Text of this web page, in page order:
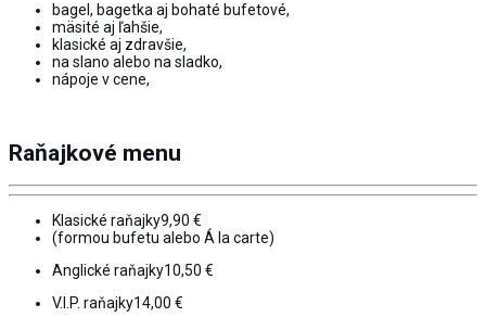
bagel, bagetka aj bohaté bufetové,
mäsité aj ľahšie,
klasické aj zdravšie,
na slano alebo na sladko,
nápoje v cene,
Raňajkové menu
Klasické raňajky9,90 €
(formou bufetu alebo Á la carte)
Anglické raňajky10,50 €
V.I.P. raňajky14,00 €